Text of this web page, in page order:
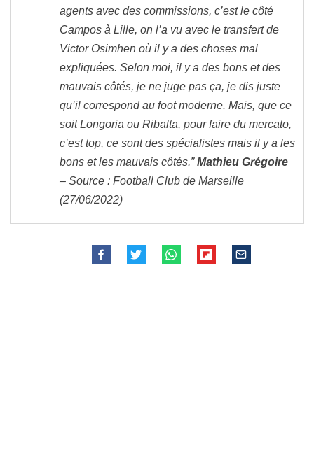
agents avec des commissions, c’est le côté
Campos à Lille, on l’a vu avec le transfert de
Victor Osimhen où il y a des choses mal
expliquées. Selon moi, il y a des bons et des
mauvais côtés, je ne juge pas ça, je dis juste
qu’il correspond au foot moderne. Mais, que ce
soit Longoria ou Ribalta, pour faire du mercato,
c’est top, ce sont des spécialistes mais il y a les
bons et les mauvais côtés.”Mathieu Grégoire
– Source : Football Club de Marseille
(27/06/2022)